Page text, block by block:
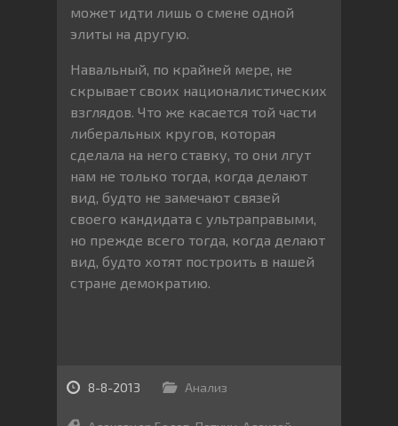
может идти лишь о смене одной
элиты на другую.
Навальный, по крайней мере, не
скрывает своих националистических
взглядов. Что же касается той части
либеральных кругов, которая
сделала на него ставку, то они лгут
нам не только тогда, когда делают
вид, будто не замечают связей
своего кандидата с ультраправыми,
но прежде всего тогда, когда делают
вид, будто хотят построить в нашей
стране демократию.
8-8-2013 Анализ